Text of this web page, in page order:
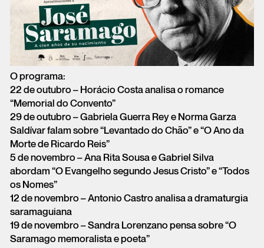
O programa:
22 de outubro – Horácio Costa analisa o romance
“Memorial do Convento”
29 de outubro – Gabriela Guerra Rey e Norma Garza
Saldívar falam sobre “Levantado do Chão” e “O Ano da
Morte de Ricardo Reis”
5 de novembro – Ana Rita Sousa e Gabriel Silva
abordam “O Evangelho segundo Jesus Cristo” e “Todos
os Nomes”
12 de novembro – Antonio Castro analisa a dramaturgia
saramaguiana
19 de novembro – Sandra Lorenzano pensa sobre “O
Saramago memoralista e poeta”